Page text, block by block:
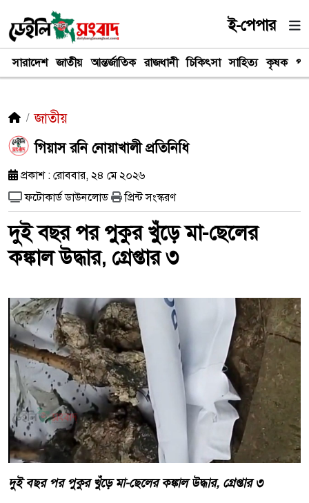
ই-পেপার
সারাদেশ জাতীয় আন্তর্জাতিক রাজধানী চিকিৎসা সাহিত্য কৃষক
জাতীয়
গিয়াস রনি নোয়াখালী প্রতিনিধি
প্রকাশ : রোববার, ২৪ মে ২০২৬
ফটোকার্ড ডাউনলোড
প্রিন্ট সংস্করণ
দুই বছর পর পুকুর খুঁড়ে মা-ছেলের
কঙ্কাল উদ্ধার, গ্রেপ্তার ৩
দুই বছর পর পুকুর খুঁড়ে মা-ছেলের কঙ্কাল উদ্ধার, গ্রেপ্তার ৩